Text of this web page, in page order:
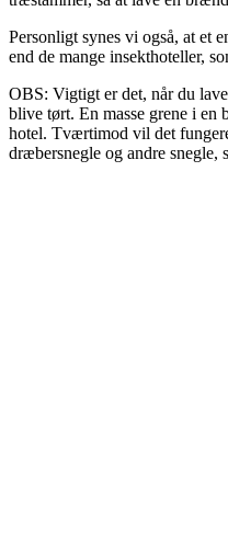
Personligt synes vi også, at et
end de mange insekthoteller,
OBS: Vigtigt er det, når du
blive tørt. En masse grene i
hotel. Tværtimod vil det
dræbersnegle og andre snegle,